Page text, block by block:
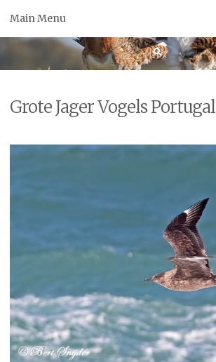
Main Menu
Grote Jager Vogels Portugal